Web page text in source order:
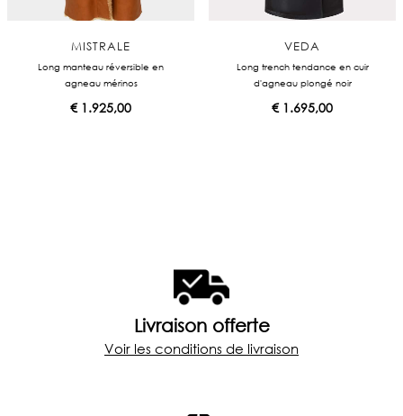
MISTRALE
Long manteau réversible en
agneau mérinos
€1.925,00
VEDA
Long trench tendance en cuir
d'agneau plongé noir
€1.695,00
Livraison offerte
Voir les conditions de livraison